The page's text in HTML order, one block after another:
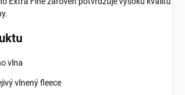
vlna
vlnený fleece